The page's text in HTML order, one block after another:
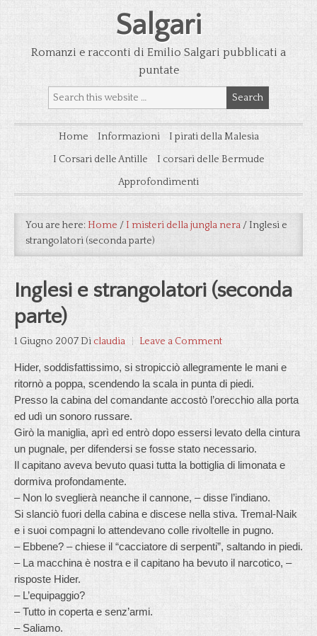
Salgari
Romanzi e racconti di Emilio Salgari pubblicati a
puntate
Home Informazioni
I pirati della Malesia
I Corsari delle Antille
I corsari delle Bermude
Approfondimenti
You are here: Home /I misteri della jungla nera / Inglesi e
strangolatori (seconda parte)
Inglesi e strangolatori (seconda
parte)
1 Giugno 2007 Diclaudia Leave a Comment
Hider, soddisfattissimo, si stropicciò allegramente le mani e
ritornò a poppa, scendendo la scala in punta di piedi.
Presso la cabina del comandante accostò l’orecchio alla porta
ed udì un sonoro russare.
Girò la maniglia, aprì ed entrò dopo essersi levato della cintura
un pugnale, per difendersi se fosse stato necessario.
Il capitano aveva bevuto quasi tutta la bottiglia di limonata e
dormiva profondamente.
– Non lo sveglierà neanche il cannone, – disse l’indiano.
Si slanciò fuori della cabina e discese nella stiva. Tremal-Naik
e i suoi compagni lo attendevano colle rivoltelle in pugno.
– Ebbene? – chiese il “cacciatore di serpenti”, saltando in piedi.
– La macchina è nostra e il capitano ha bevuto il narcotico, –
risposte Hider.
– L’equipaggio?
– Tutto in coperta e senz’armi.
– Saliamo.